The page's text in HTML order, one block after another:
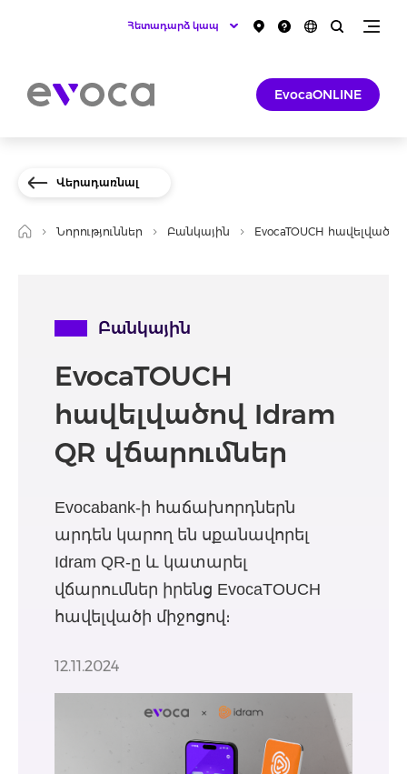
Հետադարձ կապ
EvocaONLINE
Վերադառնալ
Նորություններ Բանկային EvocaTOUCH
Բանկային
EvocaTOUCH
հավելվածով Idram
QR վճարումներ
Evocabank-ի հաճախորդներն
արդեն կարող են սքանավորել
Idram QR-ը և կատարել
վճարումներ իրենց EvocaTOUCH
հավելվածի միջոցով։
12.11.2024